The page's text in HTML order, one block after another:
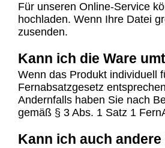
Für unseren Online-Service
hochladen. Wenn Ihre Datei
zusenden.
Kann ich die Ware
Wenn das Produkt individuell
Fernabsatzgesetz
Andernfalls haben Sie nach
gemäß § 3 Abs. 1 Satz 1
Kann ich auch